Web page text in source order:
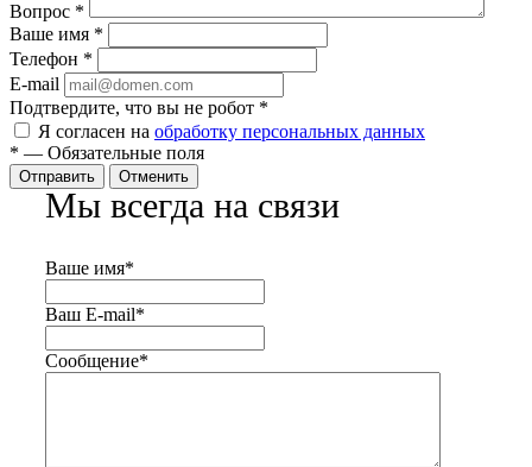
Вопрос *
Ваше имя *
Телефон *
E-mail
Подтвердите, что вы не робот *
Я согласен на обработку персональных данных
* — Обязательные поля
Отправить Отменить
Мы всегда на связи
Ваше имя*
Ваш E-mail*
Сообщение*